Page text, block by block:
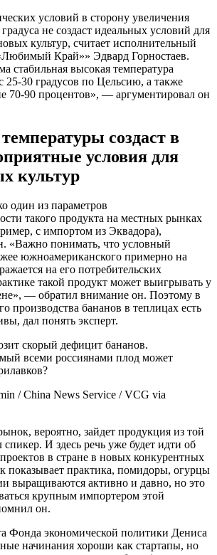
условий в сторону увеличения
не создаст идеальных условий для
культур, считает исполнительный
Край»» Эдвард Горностаев.
стабильная высокая температура
25-30 градусов по Цельсию, а также
70-90 процентов», — аргументировал он
создаст в
условия для
культур
один из параметров
такого продукта на местных рынках
с импортом из Эквадора),
«Важно понимать, что условный
южноамериканского примерно на
на его потребительских
такой продукт может выигрывать у
— обратил внимание он. Поэтому в
производства бананов в теплицах есть
дал понять эксперт.
/ China News Service / VCG via
вероятно, зайдет продукция из той
И здесь речь уже будет идти об
в стране в новых конкурентных
показывает практика, помидоры, огурцы
выращиваются активно и давно, но это
крупным импортером этой
он.
Фонда экономической политики Дениса
начинания хороши как стартапы, но